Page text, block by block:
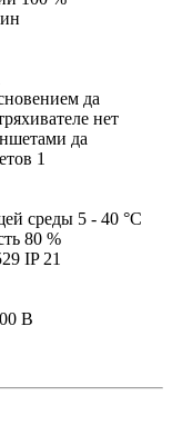
да
нет
да
1
среды 5 - 40 °C
80 %
IP 21
В